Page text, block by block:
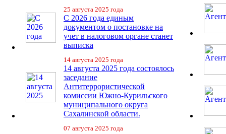
25 августа 2025 года
С 2026 года единым
документом о постановке на
учет в налоговом органе станет
выписка
14 августа 2025 года
14 августа 2025 года состоялось
заседание
Антитеррористической
комиссии Южно-Курильского
муниципального округа
Сахалинской области.
07 августа 2025 года